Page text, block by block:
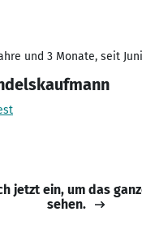
und 3 Monate, seit
jetzt ein, um das
sehen.